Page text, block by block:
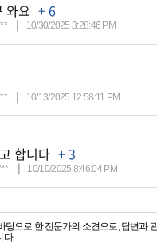
와요 + 6
10/30/2025 3:28:46 PM
10/13/2025 12:58:11 PM
합니다 + 3
10/10/2025 8:46:04 PM
탕으로 한 전문가의 소견으로, 답변과
다.